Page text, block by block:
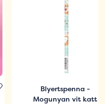
Blyertspenna -
Mogunyan vit katt